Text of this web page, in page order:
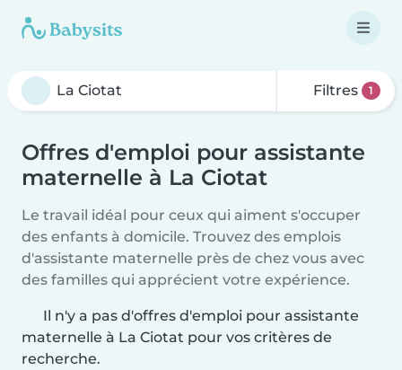
Filtres 1
Offres d'emploi pour assistante
maternelle à La Ciotat
Le travail idéal pour ceux qui aiment s'occuper
des enfants à domicile. Trouvez des emplois
d'assistante maternelle près de chez vous avec
des familles qui apprécient votre expérience.
Il n'y a pas d'offres d'emploi pour assistante
maternelle à La Ciotat pour vos critères de
recherche.